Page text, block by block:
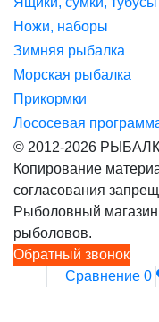
Ножи, наборы
Зимняя рыбалка
Морская рыбалка
Прикормки
Лососевая
© 2012-2026
Копирование
согласования
Рыболовный
рыболовов.
Обратный звонок
Сравнение 0